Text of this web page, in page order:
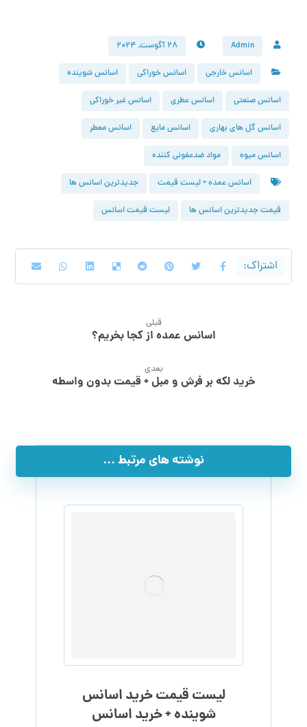
Admin ۲۸ آگوست, ۲۰۲۴
اسانس خارجی اسانس خوراکی اسانس شوینده
اسانس صنعتی اسانس عطری اسانس غیر خوراکی
اسانس گل های بهاری اسانس مایع اسانس معطر
اسانس میوه مواد ضدعفونی کننده
اسانس عمده + لیست قیمت جدیدترین اسانس‌ ها
قیمت جدیدترین اسانس‌ ها لیست قیمت اسانس
قبلی
اسانس عمده از کجا بخریم؟
بعدی
خرید لکه بر فرش و مبل + قیمت بدون واسطه
نوشته های مرتبط ...
لیست قیمت خرید اسانس
شوینده + خرید اسانس